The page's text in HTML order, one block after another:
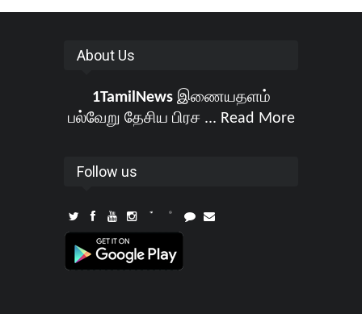
About Us
1TamilNewsஇணையதளம்
பல்வேறு தேசிய பிரச ... Read More
Follow us